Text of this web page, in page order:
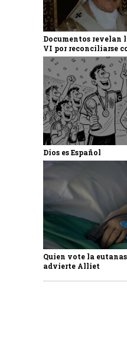
Documentos revelan
VI por reconciliarse
Dios es Español
Quien vote la
advierte Alliet